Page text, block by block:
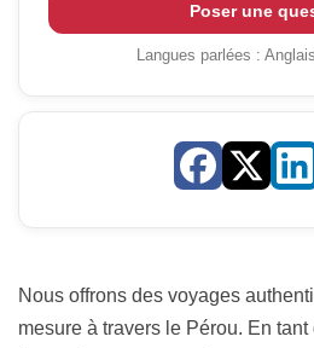
Nous offrons des voyages
mesure à travers le Pérou. En
Poser une
Langues parlées :